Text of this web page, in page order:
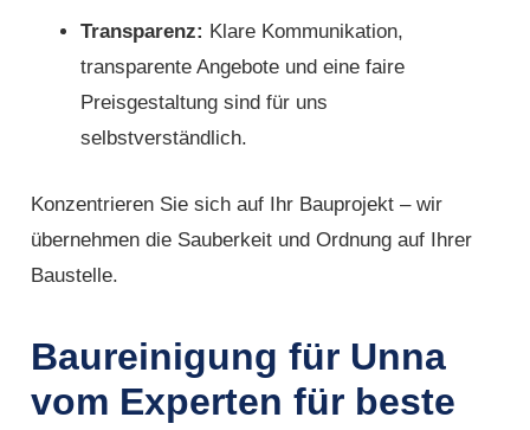
Transparenz: Klare Kommunikation,
transparente Angebote und eine faire
Preisgestaltung sind für uns
selbstverständlich.
Konzentrieren Sie sich auf Ihr Bauprojekt – wir
übernehmen die Sauberkeit und Ordnung auf Ihrer
Baustelle.
Baureinigung für Unna
vom Experten für beste